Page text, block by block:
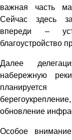
важная часть
Сейчас здесь
впереди –
благоустройство
Далее
набережную
обновление
Особое внимание